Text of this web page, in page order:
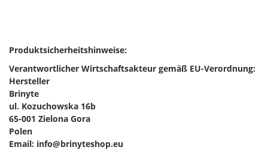
Produktsicherheitshinweise:
Verantwortlicher Wirtschaftsakteur gemäß EU-Verordnung:
Hersteller
Brinyte
ul. Kozuchowska 16b
65-001 Zielona Gora
Polen
Email: info@brinyteshop.eu